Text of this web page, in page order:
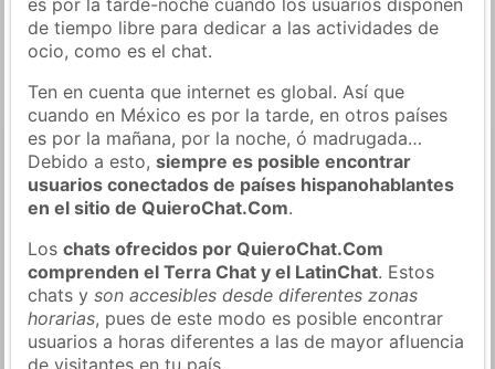
de tiempo libre para dedicar a las actividades de
ocio, como es el chat.
Ten en cuenta que internet es global. Así que
cuando en México es por la tarde, en otros países
es por la mañana, por la noche, ó madrugada…
Debido a esto,siempre es posible encontrar
usuarios conectados de países hispanohablantes
en el sitio de QuieroChat.Com.
Loschats ofrecidos por QuieroChat.Com
comprenden el Terra Chat y el LatinChat. Estos
chats yson accesibles desde diferentes zonas
horarias, pues de este modo es posible encontrar
usuarios a horas diferentes a las de mayor afluencia
de visitantes en tu país.